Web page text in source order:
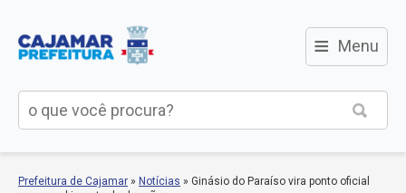
≡ Menu
Prefeitura de Cajamar » Notícias » Ginásio do Paraíso vira ponto oficial